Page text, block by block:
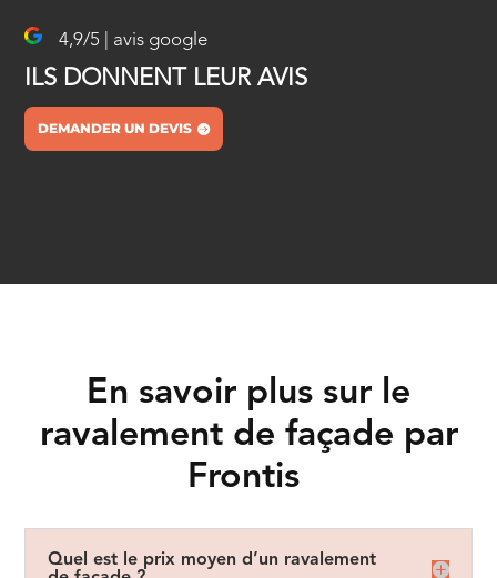
4,9/5 | avis google
ILS DONNENT LEUR AVIS
DEMANDER UN DEVIS
En savoir plus sur le
ravalement de façade par
Frontis
Quel est le prix moyen d’un ravalement